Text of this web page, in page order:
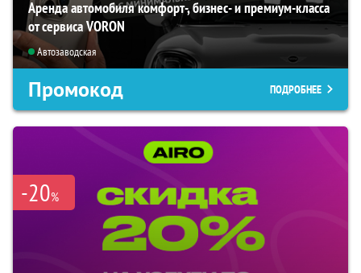
Аренда автомобиля комфорт-, бизнес- и премиум-класса
от сервиса VORON
Автозаводская
Промокод ПОДРОБНЕЕ
-20%